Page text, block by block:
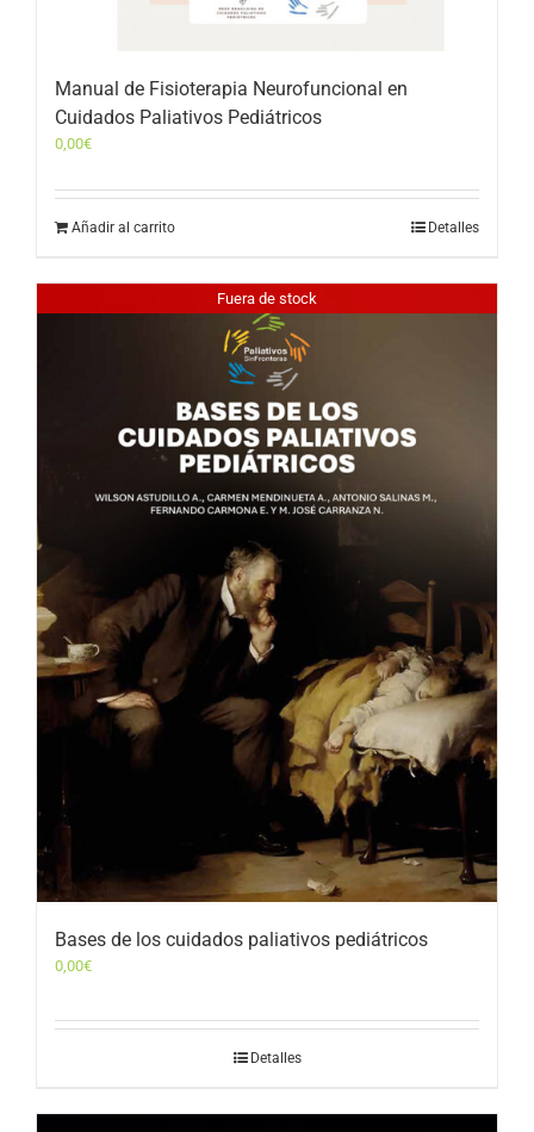
Manual de Fisioterapia Neurofuncional en
Cuidados Paliativos Pediátricos
0,00€
Añadir al carrito Detalles
Fuera de stock
Bases de los cuidados paliativos pediátricos
0,00€
Detalles